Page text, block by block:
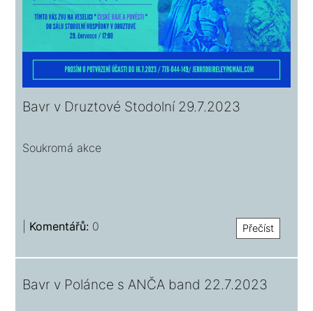
Bavr v Druztové Stodolní 29.7.2023
Soukromá akce
Přečíst
Komentářů: 0
Bavr v Polánce s ANČA band 22.7.2023